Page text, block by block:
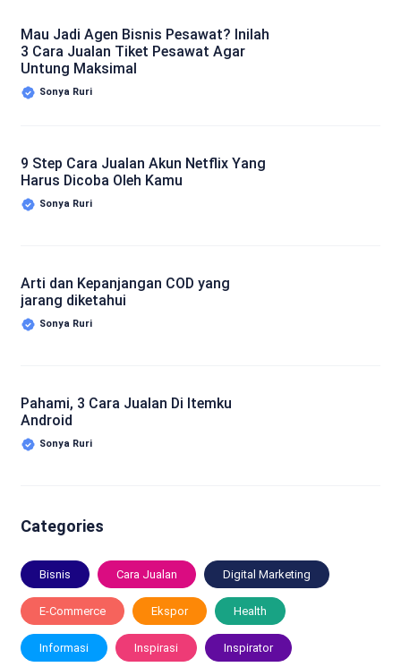
Mau Jadi Agen Bisnis Pesawat? Inilah
3 Cara Jualan Tiket Pesawat Agar
Untung Maksimal
Sonya Ruri
9 Step Cara Jualan Akun Netflix Yang
Harus Dicoba Oleh Kamu
Sonya Ruri
Arti dan Kepanjangan COD yang
jarang diketahui
Sonya Ruri
Pahami, 3 Cara Jualan Di Itemku
Android
Sonya Ruri
Categories
Bisnis Cara Jualan Digital Marketing
E-Commerce Ekspor Health
Informasi Inspirasi Inspirator